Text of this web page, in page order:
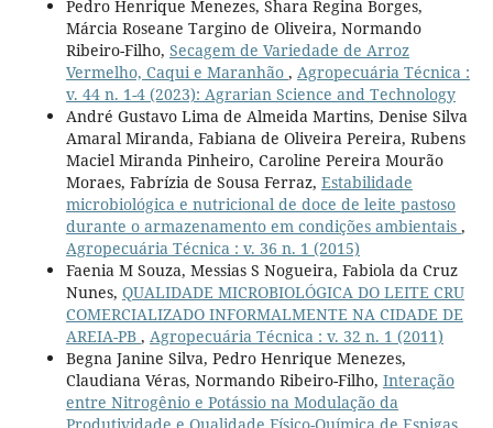
Pedro Henrique Menezes, Shara Regina Borges,
Márcia Roseane Targino de Oliveira, Normando
Ribeiro-Filho, Secagem de Variedade de Arroz
Vermelho, Caqui e Maranhão , Agropecuária Técnica :
v. 44 n. 1-4 (2023): Agrarian Science and Technology
André Gustavo Lima de Almeida Martins, Denise Silva
Amaral Miranda, Fabiana de Oliveira Pereira, Rubens
Maciel Miranda Pinheiro, Caroline Pereira Mourão
Moraes, Fabrízia de Sousa Ferraz, Estabilidade
microbiológica e nutricional de doce de leite pastoso
durante o armazenamento em condições ambientais ,
Agropecuária Técnica : v. 36 n. 1 (2015)
Faenia M Souza, Messias S Nogueira, Fabiola da Cruz
Nunes, QUALIDADE MICROBIOLÓGICA DO LEITE CRU
COMERCIALIZADO INFORMALMENTE NA CIDADE DE
AREIA-PB , Agropecuária Técnica : v. 32 n. 1 (2011)
Begna Janine Silva, Pedro Henrique Menezes,
Claudiana Véras, Normando Ribeiro-Filho, Interação
entre Nitrogênio e Potássio na Modulação da